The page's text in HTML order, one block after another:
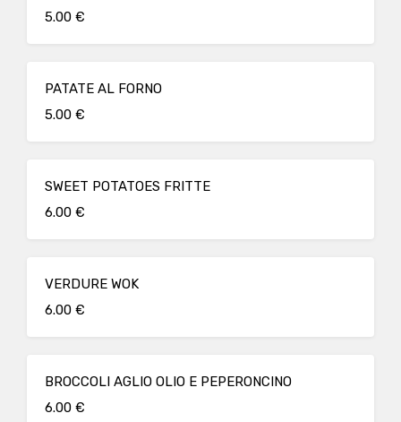
5.00 €
PATATE AL FORNO
5.00 €
SWEET POTATOES FRITTE
6.00 €
VERDURE WOK
6.00 €
BROCCOLI AGLIO OLIO E PEPERONCINO
6.00 €